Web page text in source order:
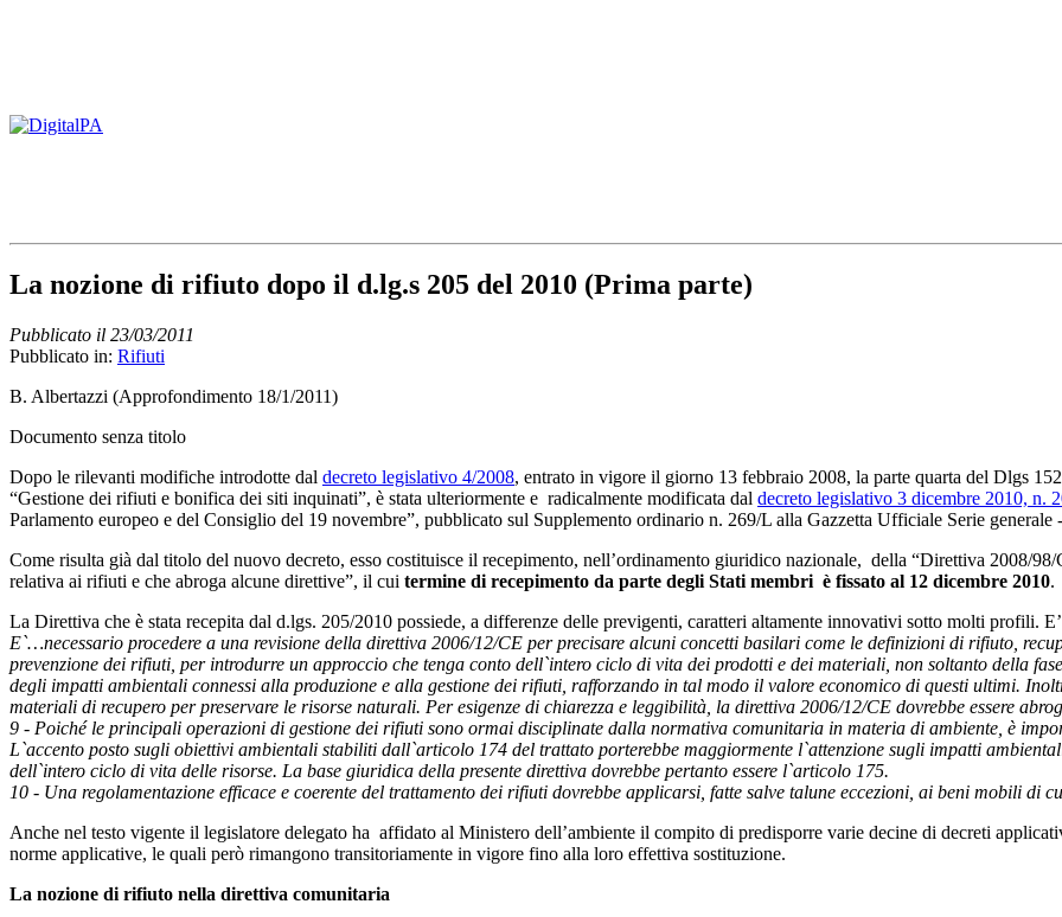
La nozione di rifiuto dopo il d.lg.s 205 del 2010 (Prima parte)
Pubblicato il 23/03/2011
Pubblicato in: Rifiuti
B. Albertazzi (Approfondimento 18/1/2011)
Documento senza titolo
Dopo le rilevanti modifiche introdotte dal decreto legislativo 4/2008, entrato in vigore il giorno 13 febbraio 2008, la parte quarta del Dlgs
“Gestione dei rifiuti e bonifica dei siti inquinati”, è stata ulteriormente e radicalmente modificata dal decreto legislativo 3 dicembre 2010, n.
Parlamento europeo e del Consiglio del 19 novembre”, pubblicato sul Supplemento ordinario n. 269/L alla Gazzetta Ufficiale Serie
Come risulta già dal titolo del nuovo decreto, esso costituisce il recepimento, nell’ordinamento giuridico nazionale, della “Direttiva 2008/
relativa ai rifiuti e che abroga alcune direttive”, il cui termine di recepimento da parte degli Stati membri è fissato al 12 dicembre 2010.
La Direttiva che è stata recepita dal d.lgs. 205/2010 possiede, a differenze delle previgenti, caratteri altamente innovativi sotto molti profili.
E`…necessario procedere a una revisione della direttiva 2006/12/CE per precisare alcuni concetti basilari come le definizioni di rifiuto,
prevenzione dei rifiuti, per introdurre un approccio che tenga conto dell`intero ciclo di vita dei prodotti e dei materiali, non soltanto della
degli impatti ambientali connessi alla produzione e alla gestione dei rifiuti, rafforzando in tal modo il valore economico di questi ultimi.
materiali di recupero per preservare le risorse naturali. Per esigenze di chiarezza e leggibilità, la direttiva 2006/12/CE dovrebbe essere
9 - Poiché le principali operazioni di gestione dei rifiuti sono ormai disciplinate dalla normativa comunitaria in materia di ambiente, è
L`accento posto sugli obiettivi ambientali stabiliti dall`articolo 174 del trattato porterebbe maggiormente l`attenzione sugli impatti
dell`intero ciclo di vita delle risorse. La base giuridica della presente direttiva dovrebbe pertanto essere l`articolo 175.
10 - Una regolamentazione efficace e coerente del trattamento dei rifiuti dovrebbe applicarsi, fatte salve talune eccezioni, ai beni mobili di
Anche nel testo vigente il legislatore delegato ha affidato al Ministero dell’ambiente il compito di predisporre varie decine di decreti
norme applicative, le quali però rimangono transitoriamente in vigore fino alla loro effettiva sostituzione.
La nozione di rifiuto nella direttiva comunitaria